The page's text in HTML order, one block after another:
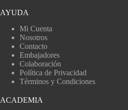
AYUDA
Mi Cuenta
Nosotros
Contacto
Embajadores
Colaboración
Política de Privacidad
Términos y Condiciones
ACADEMIA